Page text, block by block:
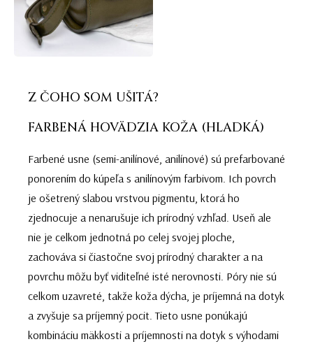
Z ČOHO SOM UŠITÁ?
FARBENÁ HOVÄDZIA KOŽA (HLADKÁ)
Farbené usne (semi-anilínové, anilínové) sú prefarbované
ponorením do kúpeľa s anilínovým farbivom. Ich povrch
je ošetrený slabou vrstvou pigmentu, ktorá ho
zjednocuje a nenarušuje ich prírodný vzhľad. Useň ale
nie je celkom jednotná po celej svojej ploche,
zachováva si čiastočne svoj prírodný charakter a na
povrchu môžu byť viditeľné isté nerovnosti. Póry nie sú
celkom uzavreté, takže koža dýcha, je príjemná na dotyk
a zvyšuje sa príjemný pocit. Tieto usne ponúkajú
kombináciu mäkkosti a príjemnosti na dotyk s výhodami